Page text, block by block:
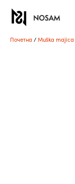
Почетна / Muška majica